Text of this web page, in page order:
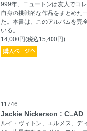
999年、ニュートンは友人でコ
自身の挑戦的な作品をまとめた
た。本書は、このアルバムを完
いる。
14,000円(税込15,400円)
11746
Jackie Nickerson : CLAD
ルイ・ヴィトン、エルメス、デ